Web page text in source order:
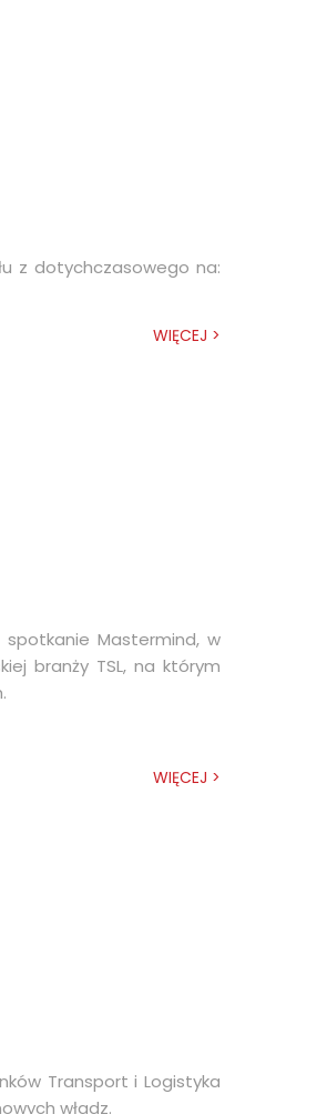
z dotychczasowego na:
WIĘCEJ >
spotkanie Mastermind, w
branży TSL, na którym
WIĘCEJ >
Transport i Logistyka
władz.